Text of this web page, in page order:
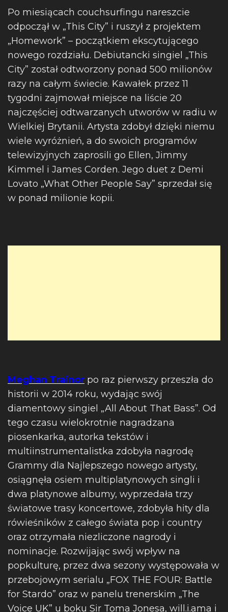
Po miesiącach couchsurfingu nareszcie
odpoczął w „This City” i ruszył z projektem
„Homework” – początkiem ekscytującego
nowego rozdziału. Debiutancki singiel „This
City” został odtworzony ponad 500 milionów
razy na całym świecie. Kawałek przez 11
tygodni zajmował miejsce na liście 20
najczęściej odtwarzanych utworów w radiu w
Wielkiej Brytanii. Artysta zdobył dzięki niemu
wiele wyróżnień, a do swoich programów
telewizyjnych zaprosili go Ellen, Jimmy
Kimmel i James Corden. Jego duet z Demi
Lovato „What Other People Say” sprzedał się
w ponad milionie kopii.
Meghan Trainor po raz pierwszy przeszła do
historii w 2014 roku, wydając swój
diamentowy singiel „All About That Bass”. Od
tego czasu wielokrotnie nagradzana
piosenkarka, autorka tekstów i
multiinstrumentalistka zdobyła nagrodę
Grammy dla Najlepszego nowego artysty,
osiągnęła osiem multiplatynowych singli i
dwa platynowe albumy, wyprzedała trzy
światowe trasy koncertowe, zdobyła hity dla
rówieśników z całego świata pop i country
oraz otrzymała niezliczone nagrody i
nominacje. Rozwijając swój wpływ na
popkulturę, przez dwa sezony występowała w
przebojowym serialu „FOX THE FOUR: Battle
for Stardo” oraz w panelu trenerskim „The
Voice UK” u boku Sir Toma Jonesa, will.i.ama i